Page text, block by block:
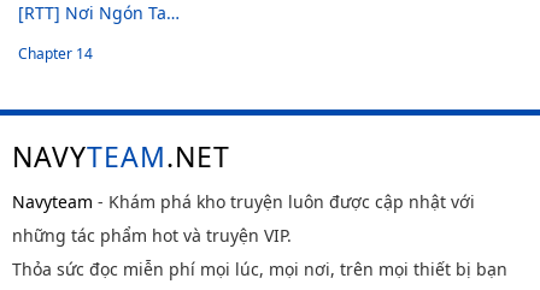
[RTT] Nơi Ngón Tay Chạm Tới
Chapter 14
NAVYTEAM.NET
Navyteam - Khám phá kho truyện luôn được cập nhật với
những tác phẩm hot và truyện VIP.
Thỏa sức đọc miễn phí mọi lúc, mọi nơi, trên mọi thiết bị bạn